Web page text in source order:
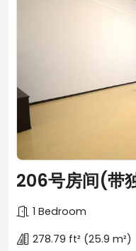
206号房间(带
1 Bedroom
278.79 ft² (25.9 m²)